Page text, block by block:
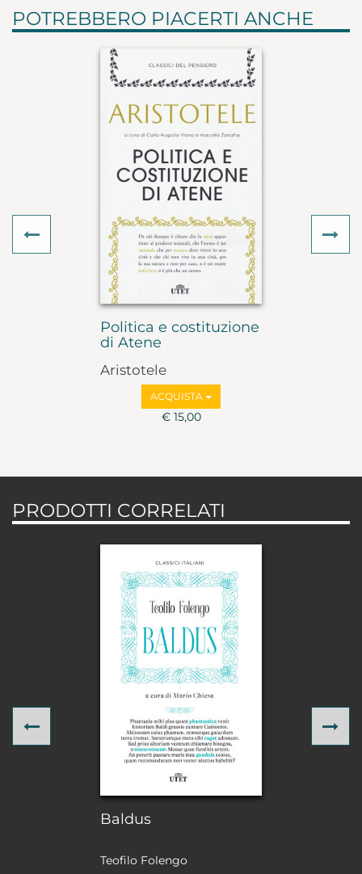
POTREBBERO PIACERTI ANCHE
Politica e costituzione
di Atene
Aristotele
ACQUISTA
€ 15,00
Previous
PRODOTTI CORRELATI
Baldus
Teofilo Folengo
Previous